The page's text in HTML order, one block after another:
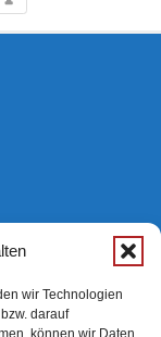
wir Technologien
darauf
können wir Daten